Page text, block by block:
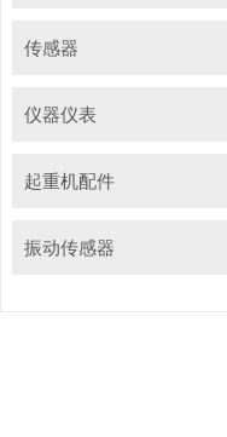
传感器
仪器仪表
起重机配件
振动传感器